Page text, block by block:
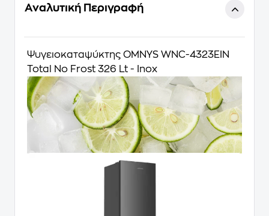
Αναλυτική Περιγραφή
Ψυγειοκαταψύκτης OMNYS WNC-4323EIN
Total No Frost 326 Lt - Inox